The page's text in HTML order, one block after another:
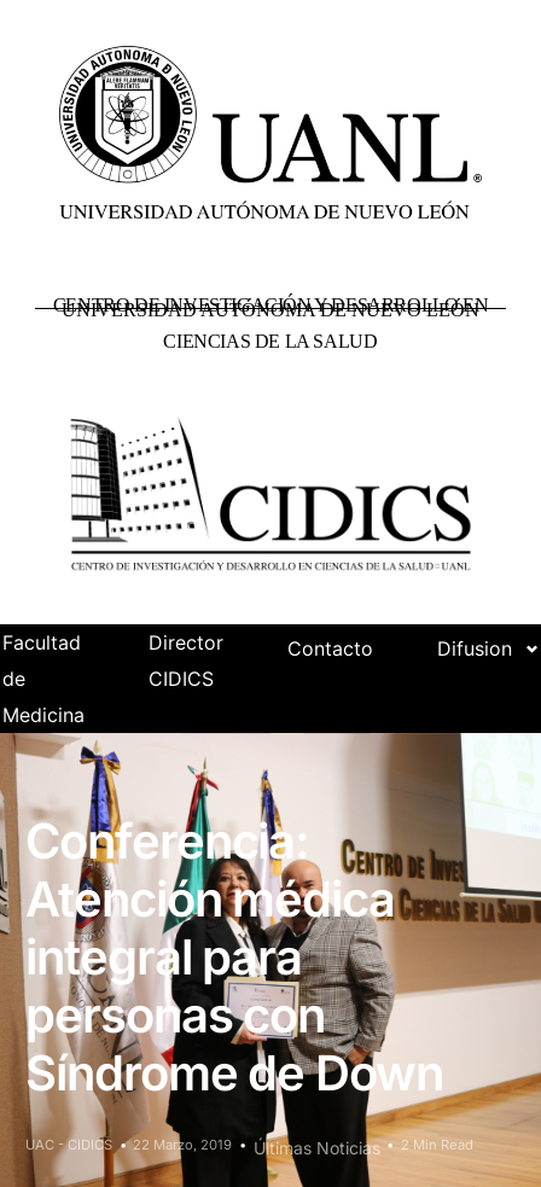
UNIVERSIDAD AUTÓNOMA DE NUEVO LEÓN
CENTRO DE INVESTIGACIÓN Y DESARROLLO EN
CIENCIAS DE LA SALUD
Facultad
de
Medicina
Director
CIDICS
Contacto Difusion
Conferencia:
Atención médica
integral para
personas con
Síndrome de Down
UAC - CIDICS 22 Marzo, 2019 Últimas Noticias 2 Min Read